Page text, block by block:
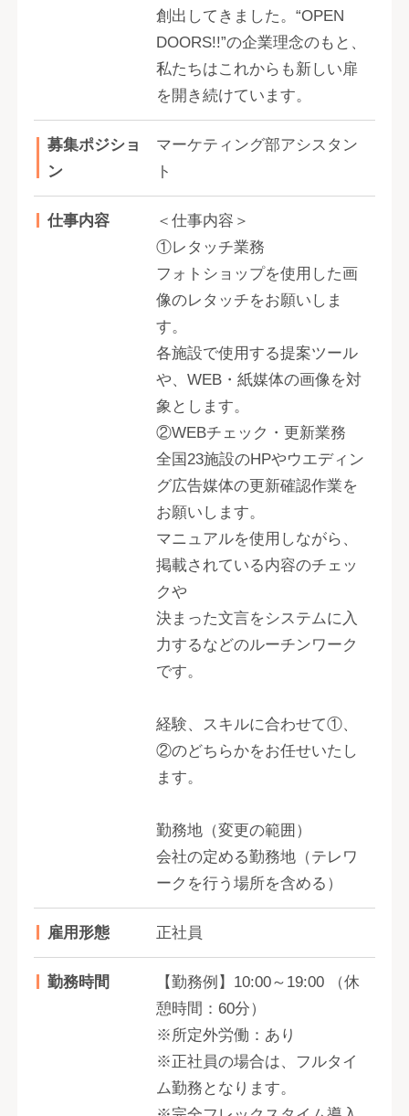
創出してきました。“OPEN
DOORS!!”の企業理念のもと、
私たちはこれからも新しい扉
を開き続けています。
募集ポジショ
ン
マーケティング部アシスタン
ト
仕事内容
＜仕事内容＞
①レタッチ業務
フォトショップを使用した画
像のレタッチをお願いしま
す。
各施設で使用する提案ツール
や、WEB・紙媒体の画像を対
象とします。
②WEBチェック・更新業務
全国23施設のHPやウエディン
グ広告媒体の更新確認作業を
お願いします。
マニュアルを使用しながら、
掲載されている内容のチェッ
クや
決まった文言をシステムに入
力するなどのルーチンワーク
です。
経験、スキルに合わせて①、
②のどちらかをお任せいたし
ます。
勤務地（変更の範囲）
会社の定める勤務地（テレワ
ークを行う場所を含める）
雇用形態 正社員
勤務時間
【勤務例】10:00～19:00 （休
憩時間：60分）
※所定外労働：あり
※正社員の場合は、フルタイ
ム勤務となります。